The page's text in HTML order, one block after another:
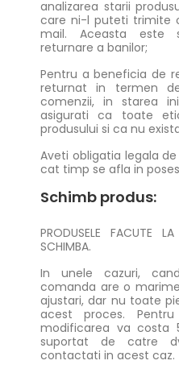
analizarea starii
care ni-l puteti trimite
mail. Aceasta este
returnare a banilor;
Pentru a beneficia de
returnat in termen
comenzii, in starea
asigurati ca toate
produsului si ca nu
Aveti obligatia legala
cat timp se afla in
Schimb produs:
PRODUSELE FACUTE
SCHIMBA.
In unele cazuri,
comanda are o
ajustari, dar nu toate
acest proces.
modificarea va costa
suportat de catre
contactati in acest caz.